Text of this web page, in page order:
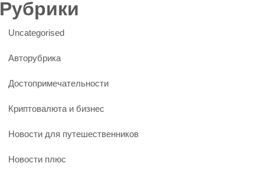
Рубрики
Uncategorised
Авторубрика
Достопримечательности
Криптовалюта и бизнес
Новости для путешественников
Новости плюс